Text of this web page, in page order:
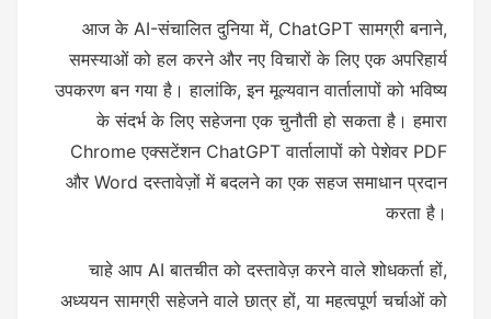
आज के AI-संचालित दुनिया में, ChatGPT सामग्री बनाने,
समस्याओं को हल करने और नए विचारों के लिए एक अपरिहार्य
उपकरण बन गया है। हालांकि, इन मूल्यवान वार्तालापों को भविष्य
के संदर्भ के लिए सहेजना एक चुनौती हो सकता है। हमारा
Chrome एक्सटेंशन ChatGPT वार्तालापों को पेशेवर PDF
और Word दस्तावेज़ों में बदलने का एक सहज समाधान प्रदान
करता है।
चाहे आप AI बातचीत को दस्तावेज़ करने वाले शोधकर्ता हों,
अध्ययन सामग्री सहेजने वाले छात्र हों, या महत्वपूर्ण चर्चाओं को